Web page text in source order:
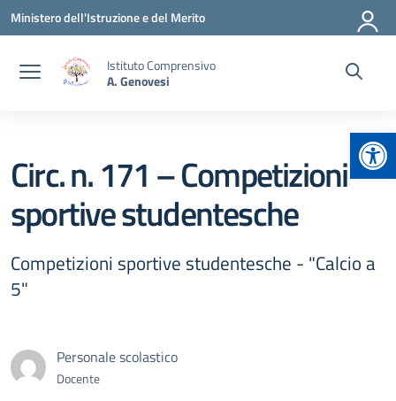
Vai ai contenuti
Vai al menu di navigazione
Vai al footer
Ministero dell'Istruzione e del Merito
Istituto Comprensivo
A. Genovesi
Circ. n. 171 – Competizioni
sportive studentesche
Competizioni sportive studentesche - "Calcio a
5"
Personale scolastico
Docente